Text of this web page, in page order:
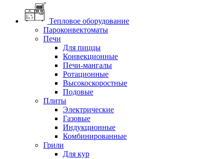
Тепловое оборудование
Пароконвектоматы
Печи
Для пиццы
Конвекционные
Печи-мангалы
Ротационные
Высокоскоростные
Подовые
Плиты
Электрические
Газовые
Индукционные
Комбинированные
Грили
Для кур